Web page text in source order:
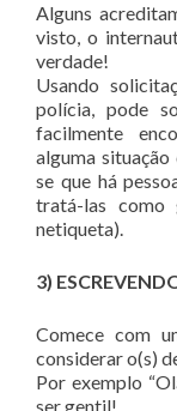
Alguns
visto, o
verdade!
Usando
polícia, pode
facilmente
alguma
se que há
tratá-las como
netiqueta).
3)
Comece com
considerar o(s)
Por exemplo
ser gentil!